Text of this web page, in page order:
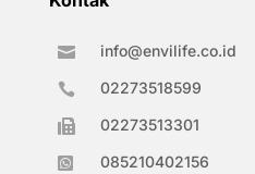
 info@envilife.co.id
 02273518599
 02273513301
 085210402156